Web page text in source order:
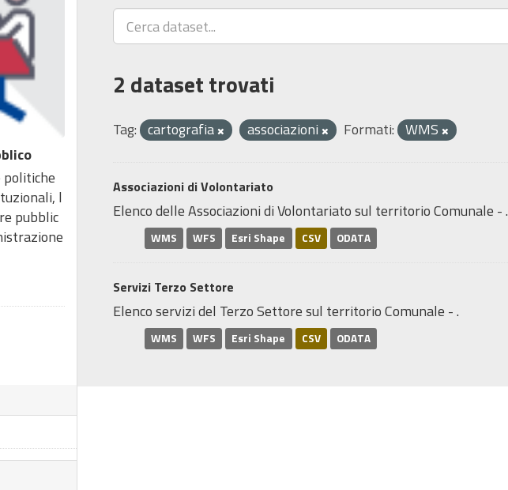
politiche
l
pubblic
2 dataset trovati
Tag: cartografia associazioni Formati: WMS
Associazioni di Volontariato
Elenco delle Associazioni di Volontariato sul territorio Comunale - .
WMS WFS Esri Shape CSV ODATA
Servizi Terzo Settore
Elenco servizi del Terzo Settore sul territorio Comunale - .
WMS WFS Esri Shape CSV ODATA